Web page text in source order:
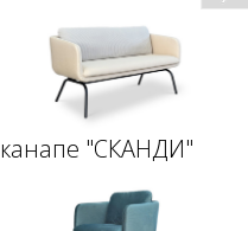
канапе "СКАНДИ"